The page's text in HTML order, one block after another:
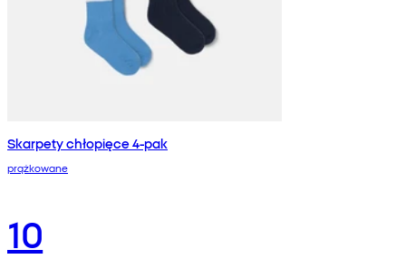
Skarpety chłopięce 4-pak
prążkowane
10